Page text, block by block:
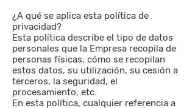
¿A qué se aplica esta política de
privacidad?
Esta política describe el tipo de datos
personales que la Empresa recopila de
personas físicas, cómo se recopilan
estos datos, su utilización, su cesión a
terceros, la seguridad, el
procesamiento, etc.
En esta política, cualquier referencia a